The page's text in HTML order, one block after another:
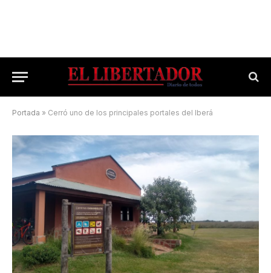
Portada » Cerró uno de los principales portales del Iberá